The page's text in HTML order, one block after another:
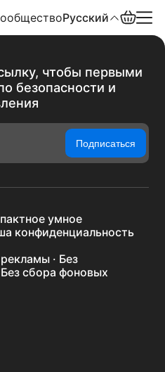
Русский
чтобы первыми
безопасности и
Подписаться
умное
конфиденциальность
· Без
сбора фоновых